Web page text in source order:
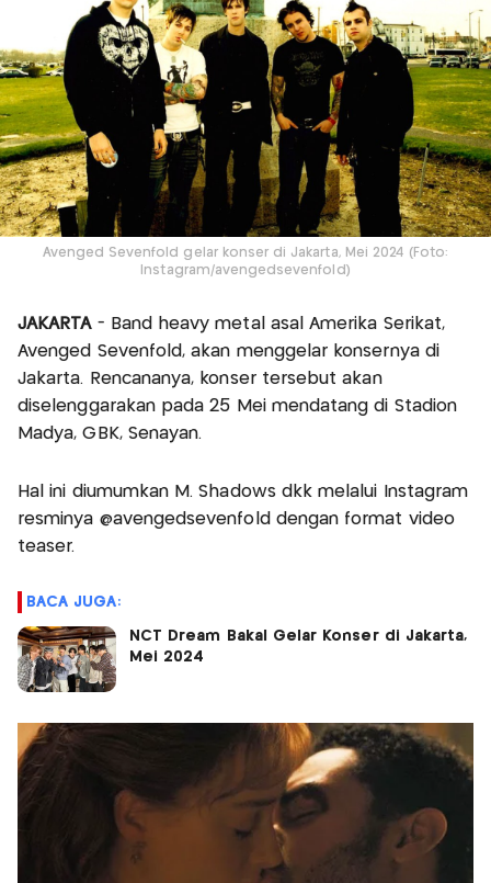
Avenged Sevenfold gelar konser di Jakarta, Mei 2024 (Foto:
Instagram/avengedsevenfold)
JAKARTA- Band heavy metal asal Amerika Serikat,
Avenged Sevenfold, akan menggelar konsernya di
Jakarta. Rencananya, konser tersebut akan
diselenggarakan pada 25 Mei mendatang di Stadion
Madya, GBK, Senayan.
Hal ini diumumkan M. Shadows dkk melalui Instagram
resminya @avengedsevenfold dengan format video
teaser.
BACA JUGA:
NCT Dream Bakal Gelar Konser di Jakarta,
Mei 2024